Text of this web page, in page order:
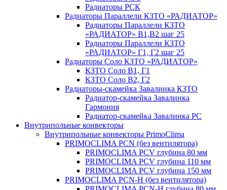
Радиаторы РСК
Радиаторы Параллели КЗТО «РАДИАТОР»
Радиаторы Параллели КЗТО
«РАДИАТОР» В1,В2 шаг 25
Радиаторы Параллели КЗТО
«РАДИАТОР» Г1, Г2 шаг 25
Радиаторы Соло КЗТО «РАДИАТОР»
КЗТО Соло В1, Г1
КЗТО Соло В2, Г2
Радиаторы-скамейка Завалинка КЗТО
Радиатор-скамейка Завалинка
Гармония
Радиатор-скамейка Завалинка РС
Внутрипольные конвекторы
Внутрипольные конвекторы PrimoClima
PRIMOCLIMA PCN (без вентилятора)
PRIMOCLIMA PCV глубина 80 мм
PRIMOCLIMA PCV глубина 110 мм
PRIMOCLIMA PCV глубина 150 мм
PRIMOCLIMA PCN-H (без вентилятора)